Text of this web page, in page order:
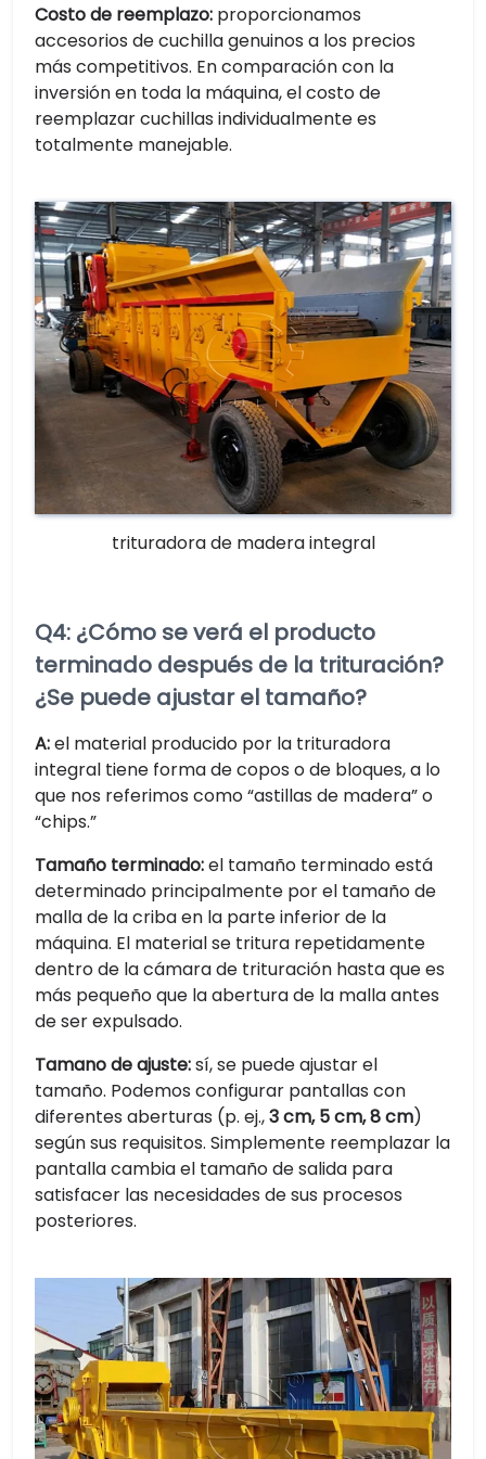
Costo de reemplazo: proporcionamos
accesorios de cuchilla genuinos a los precios
más competitivos. En comparación con la
inversión en toda la máquina, el costo de
reemplazar cuchillas individualmente es
totalmente manejable.
trituradora de madera integral
Q4: ¿Cómo se verá el producto
terminado después de la trituración?
¿Se puede ajustar el tamaño?
A:el material producido por la trituradora
integral tiene forma de copos o de bloques, a lo
que nos referimos como “astillas de madera” o
“chips.”
Tamaño terminado:el tamaño terminado está
determinado principalmente por el tamaño de
malla de la criba en la parte inferior de la
máquina. El material se tritura repetidamente
dentro de la cámara de trituración hasta que es
más pequeño que la abertura de la malla antes
de ser expulsado.
Tamano de ajuste:sí, se puede ajustar el
tamaño. Podemos configurar pantallas con
diferentes aberturas (p. ej.,3 cm, 5 cm, 8 cm)
según sus requisitos. Simplemente reemplazar la
pantalla cambia el tamaño de salida para
satisfacer las necesidades de sus procesos
posteriores.